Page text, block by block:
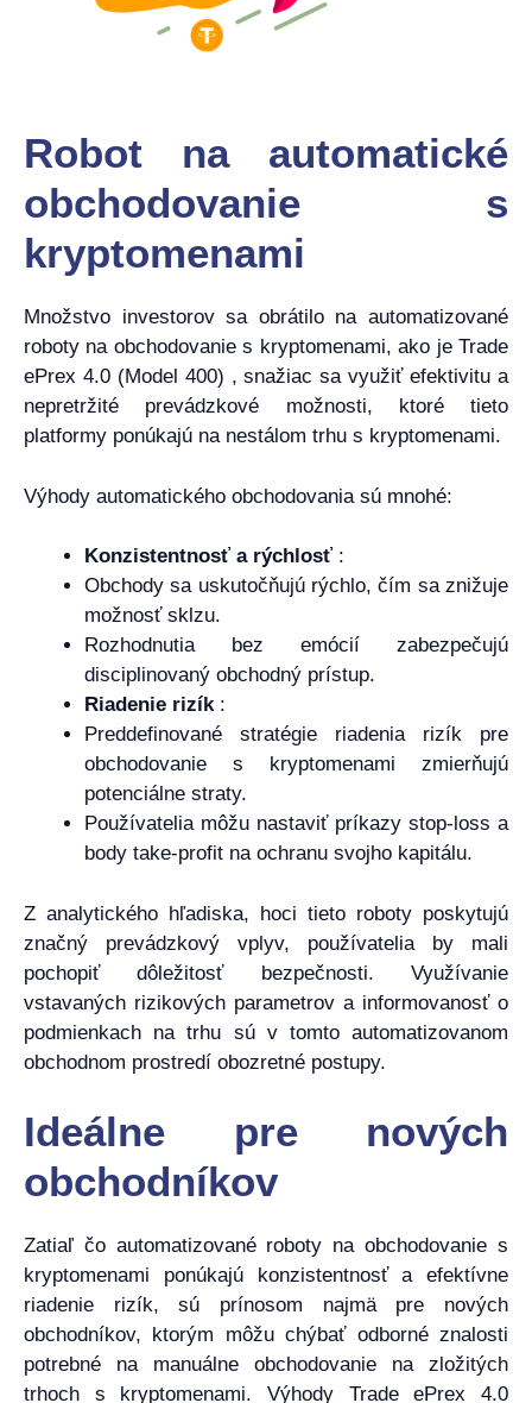
Robot na automatické
obchodovanie s
kryptomenami
Množstvo investorov sa obrátilo na automatizované
roboty na obchodovanie s kryptomenami, ako je Trade
ePrex 4.0 (Model 400) , snažiac sa využiť efektivitu a
nepretržité prevádzkové možnosti, ktoré tieto
platformy ponúkajú na nestálom trhu s kryptomenami.
Výhody automatického obchodovania sú mnohé:
Konzistentnosť a rýchlosť :
Obchody sa uskutočňujú rýchlo, čím sa znižuje
možnosť sklzu.
Rozhodnutia bez emócií zabezpečujú
disciplinovaný obchodný prístup.
Riadenie rizík:
Preddefinované stratégie riadenia rizík pre
obchodovanie s kryptomenami zmierňujú
potenciálne straty.
Používatelia môžu nastaviť príkazy stop-loss a
body take-profit na ochranu svojho kapitálu.
Z analytického hľadiska, hoci tieto roboty poskytujú
značný prevádzkový vplyv, používatelia by mali
pochopiť dôležitosť bezpečnosti. Využívanie
vstavaných rizikových parametrov a informovanosť o
podmienkach na trhu sú v tomto automatizovanom
obchodnom prostredí obozretné postupy.
Ideálne pre nových
obchodníkov
Zatiaľ čo automatizované roboty na obchodovanie s
kryptomenami ponúkajú konzistentnosť a efektívne
riadenie rizík, sú prínosom najmä pre nových
obchodníkov, ktorým môžu chýbať odborné znalosti
potrebné na manuálne obchodovanie na zložitých
trhoch s kryptomenami. Výhody Trade ePrex 4.0